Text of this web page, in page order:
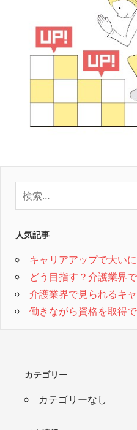
人気記事
キャリアアップで大い
どう目指す？介護業界
介護業界で見られるキ
働きながら資格を取得
カテゴリー
カテゴリーなし